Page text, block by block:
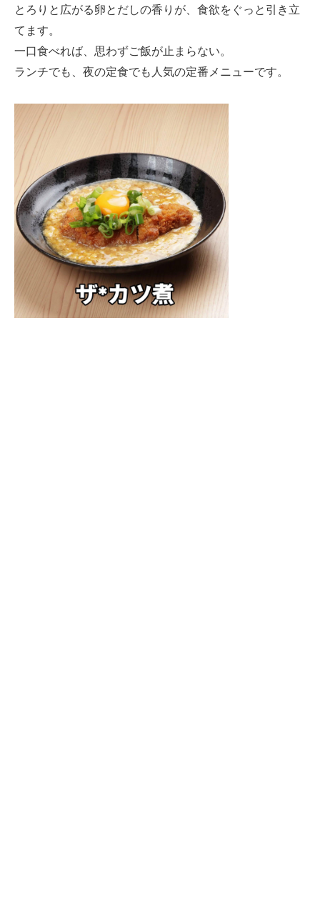
とろりと広がる卵とだしの香りが、食欲をぐっと引き立
てます。
一口食べれば、思わずご飯が止まらない。
ランチでも、夜の定食でも人気の定番メニューです。